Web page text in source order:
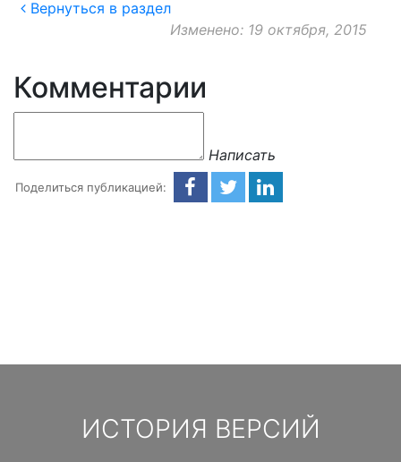
Вернуться в раздел
Изменено: 19 октября, 2015
Комментарии
Написать
Поделиться публикацией:
ИСТОРИЯ ВЕРСИЙ